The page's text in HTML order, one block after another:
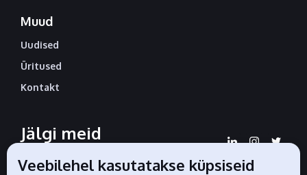
Muud
Uudised
Üritused
Kontakt
Jälgi meid
sotsiaalmeedias
Veebilehel kasutatakse küpsiseid